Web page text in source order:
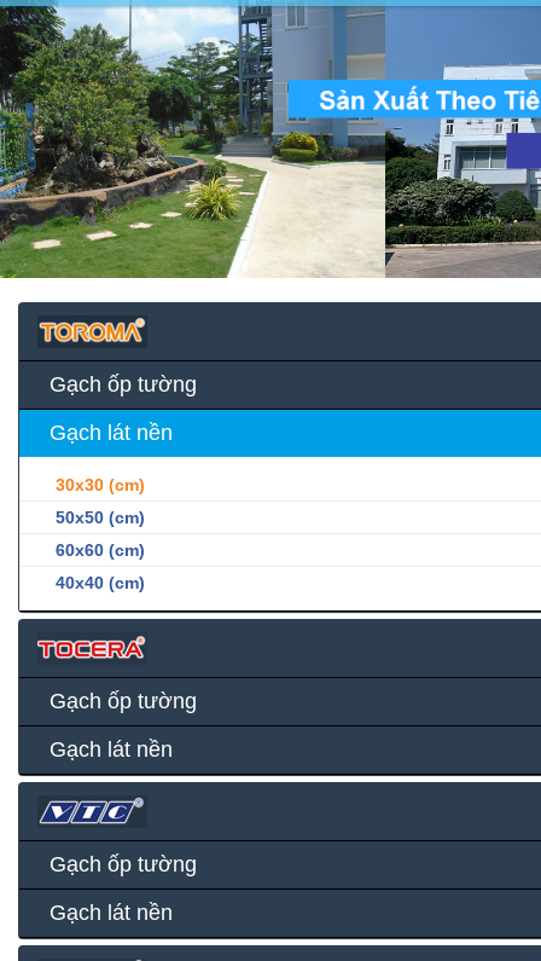
Gạch ốp tường
Gạch lát nền
30x30 (cm)
50x50 (cm)
60x60 (cm)
40x40 (cm)
Gạch ốp tường
Gạch lát nền
Gạch ốp tường
Gạch lát nền